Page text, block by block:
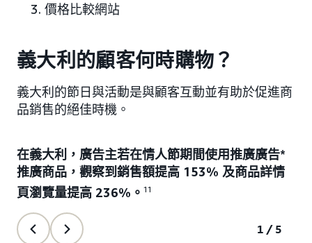
價格比較網站
義大利的顧客何時購物？
義大利的節日與活動是與顧客互動並有助於促進商
品銷售的絕佳時機。
在義大利，廣告主若在情人節期間使用推廣廣告*
推廣商品，觀察到銷售額提高 153% 及商品詳情
頁瀏覽量提高 236%。 11
1/5